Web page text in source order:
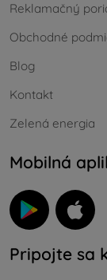
Reklamačný
Obchodné
Blog
Kontakt
Zelená energia
Mobilná
Pripojte sa